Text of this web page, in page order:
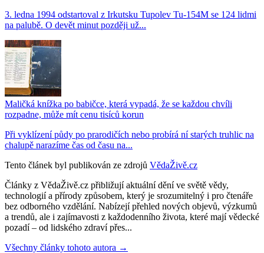
3. ledna 1994 odstartoval z Irkutsku Tupolev Tu-154M se 124 lidmi
na palubě. O devět minut později už...
Maličká knížka po babičce, která vypadá, že se každou chvíli
rozpadne, může mít cenu tisíců korun
Při vyklízení půdy po prarodičích nebo probírá ní starých truhlic na
chalupě narazíme čas od času na...
Tento článek byl publikován ze zdrojů VědaŽivě.cz
Články z VědaŽivě.cz přibližují aktuální dění ve světě vědy,
technologií a přírody způsobem, který je srozumitelný i pro čtenáře
bez odborného vzdělání. Nabízejí přehled nových objevů, výzkumů
a trendů, ale i zajímavosti z každodenního života, které mají vědecké
pozadí – od lidského zdraví přes...
Všechny články tohoto autora →